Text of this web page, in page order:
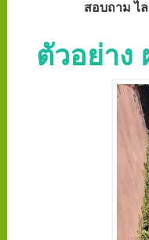
สอบถาม ไ
ตัวอย่าง